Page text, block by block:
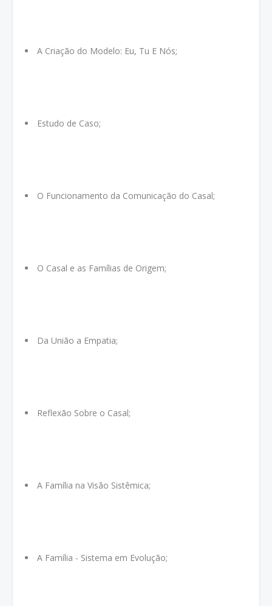
A Criação do Modelo: Eu, Tu E Nós;
Estudo de Caso;
O Funcionamento da Comunicação do Casal;
O Casal e as Famílias de Origem;
Da União a Empatia;
Reflexão Sobre o Casal;
A Família na Visão Sistêmica;
A Família - Sistema em Evolução;